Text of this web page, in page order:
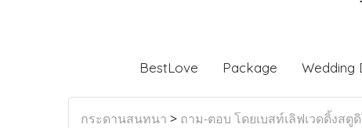
BestLove Package Wedding
กระดานสนทนา > ถาม-ตอบ โดยเบสท์เลิฟเวดดิ้งสตู